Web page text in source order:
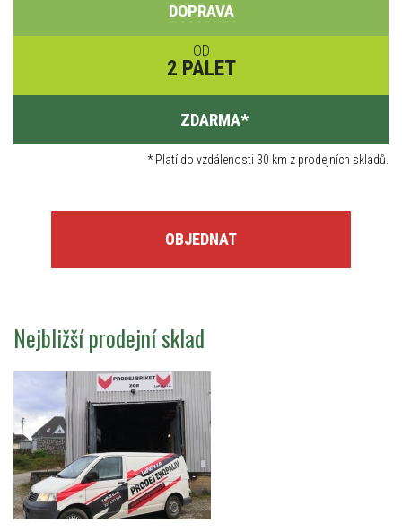
DOPRAVA
OD
2 PALET
ZDARMA*
*Platí do vzdálenosti 30 km z prodejních skladů.
OBJEDNAT
Nejbližší prodejní sklad